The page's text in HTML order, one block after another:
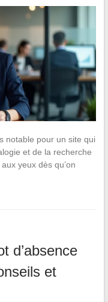
notable pour un site qui
et de la recherche
yeux dès qu’on
d’absence
et